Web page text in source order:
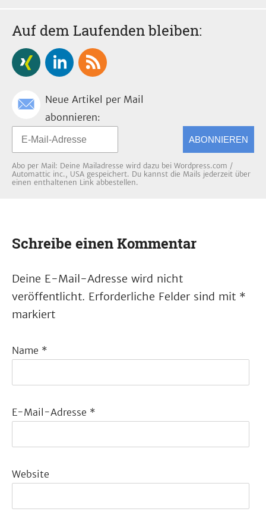
Auf dem Laufenden bleiben:
Neue Artikel per Mail
abonnieren:
ABONNIEREN
Abo per Mail: Deine Mailadresse wird dazu bei Wordpress.com /
Automattic inc., USA gespeichert. Du kannst die Mails jederzeit über
einen enthaltenen Link abbestellen.
Schreibe einen Kommentar
Deine E-Mail-Adresse wird nicht
veröffentlicht. Erforderliche Felder sind mit *
markiert
Name *
E-Mail-Adresse *
Website